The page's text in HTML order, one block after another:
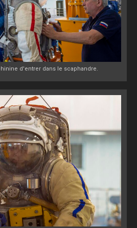
d'entrer dans le scaphandre.